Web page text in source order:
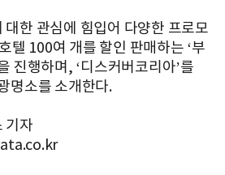
대한 관심에 힘입어 다양한 프로모
텔 100여 개를 할인 판매하는 ‘부
진행하며, ‘디스커버코리아’를
명소를 소개한다.
기자